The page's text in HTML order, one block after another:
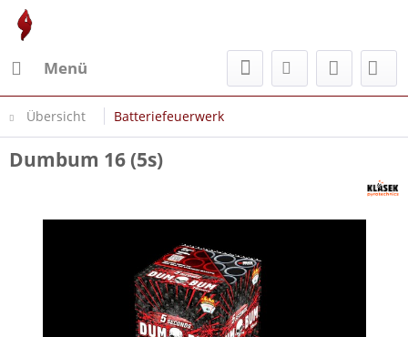
Menü
Übersicht Batteriefeuerwerk
Dumbum 16 (5s)